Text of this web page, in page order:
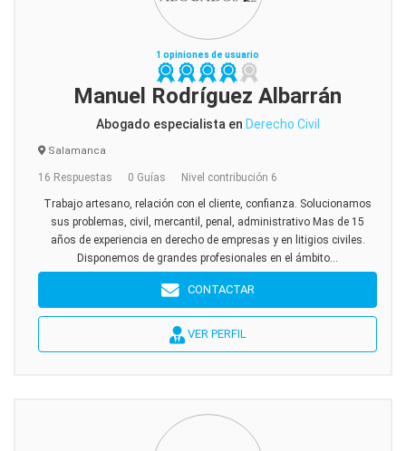
1 opiniones de usuario
Manuel Rodríguez Albarrán
Abogado especialista en Derecho Civil
Salamanca
16 Respuestas 0 Guías Nivel contribución 6
Trabajo artesano, relación con el cliente, confianza. Solucionamos
sus problemas, civil, mercantil, penal, administrativo Mas de 15
años de experiencia en derecho de empresas y en litigios civiles.
Disponemos de grandes profesionales en el ámbito...
CONTACTAR
VER PERFIL